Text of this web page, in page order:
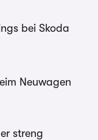
bei Skoda
Neuwagen
streng